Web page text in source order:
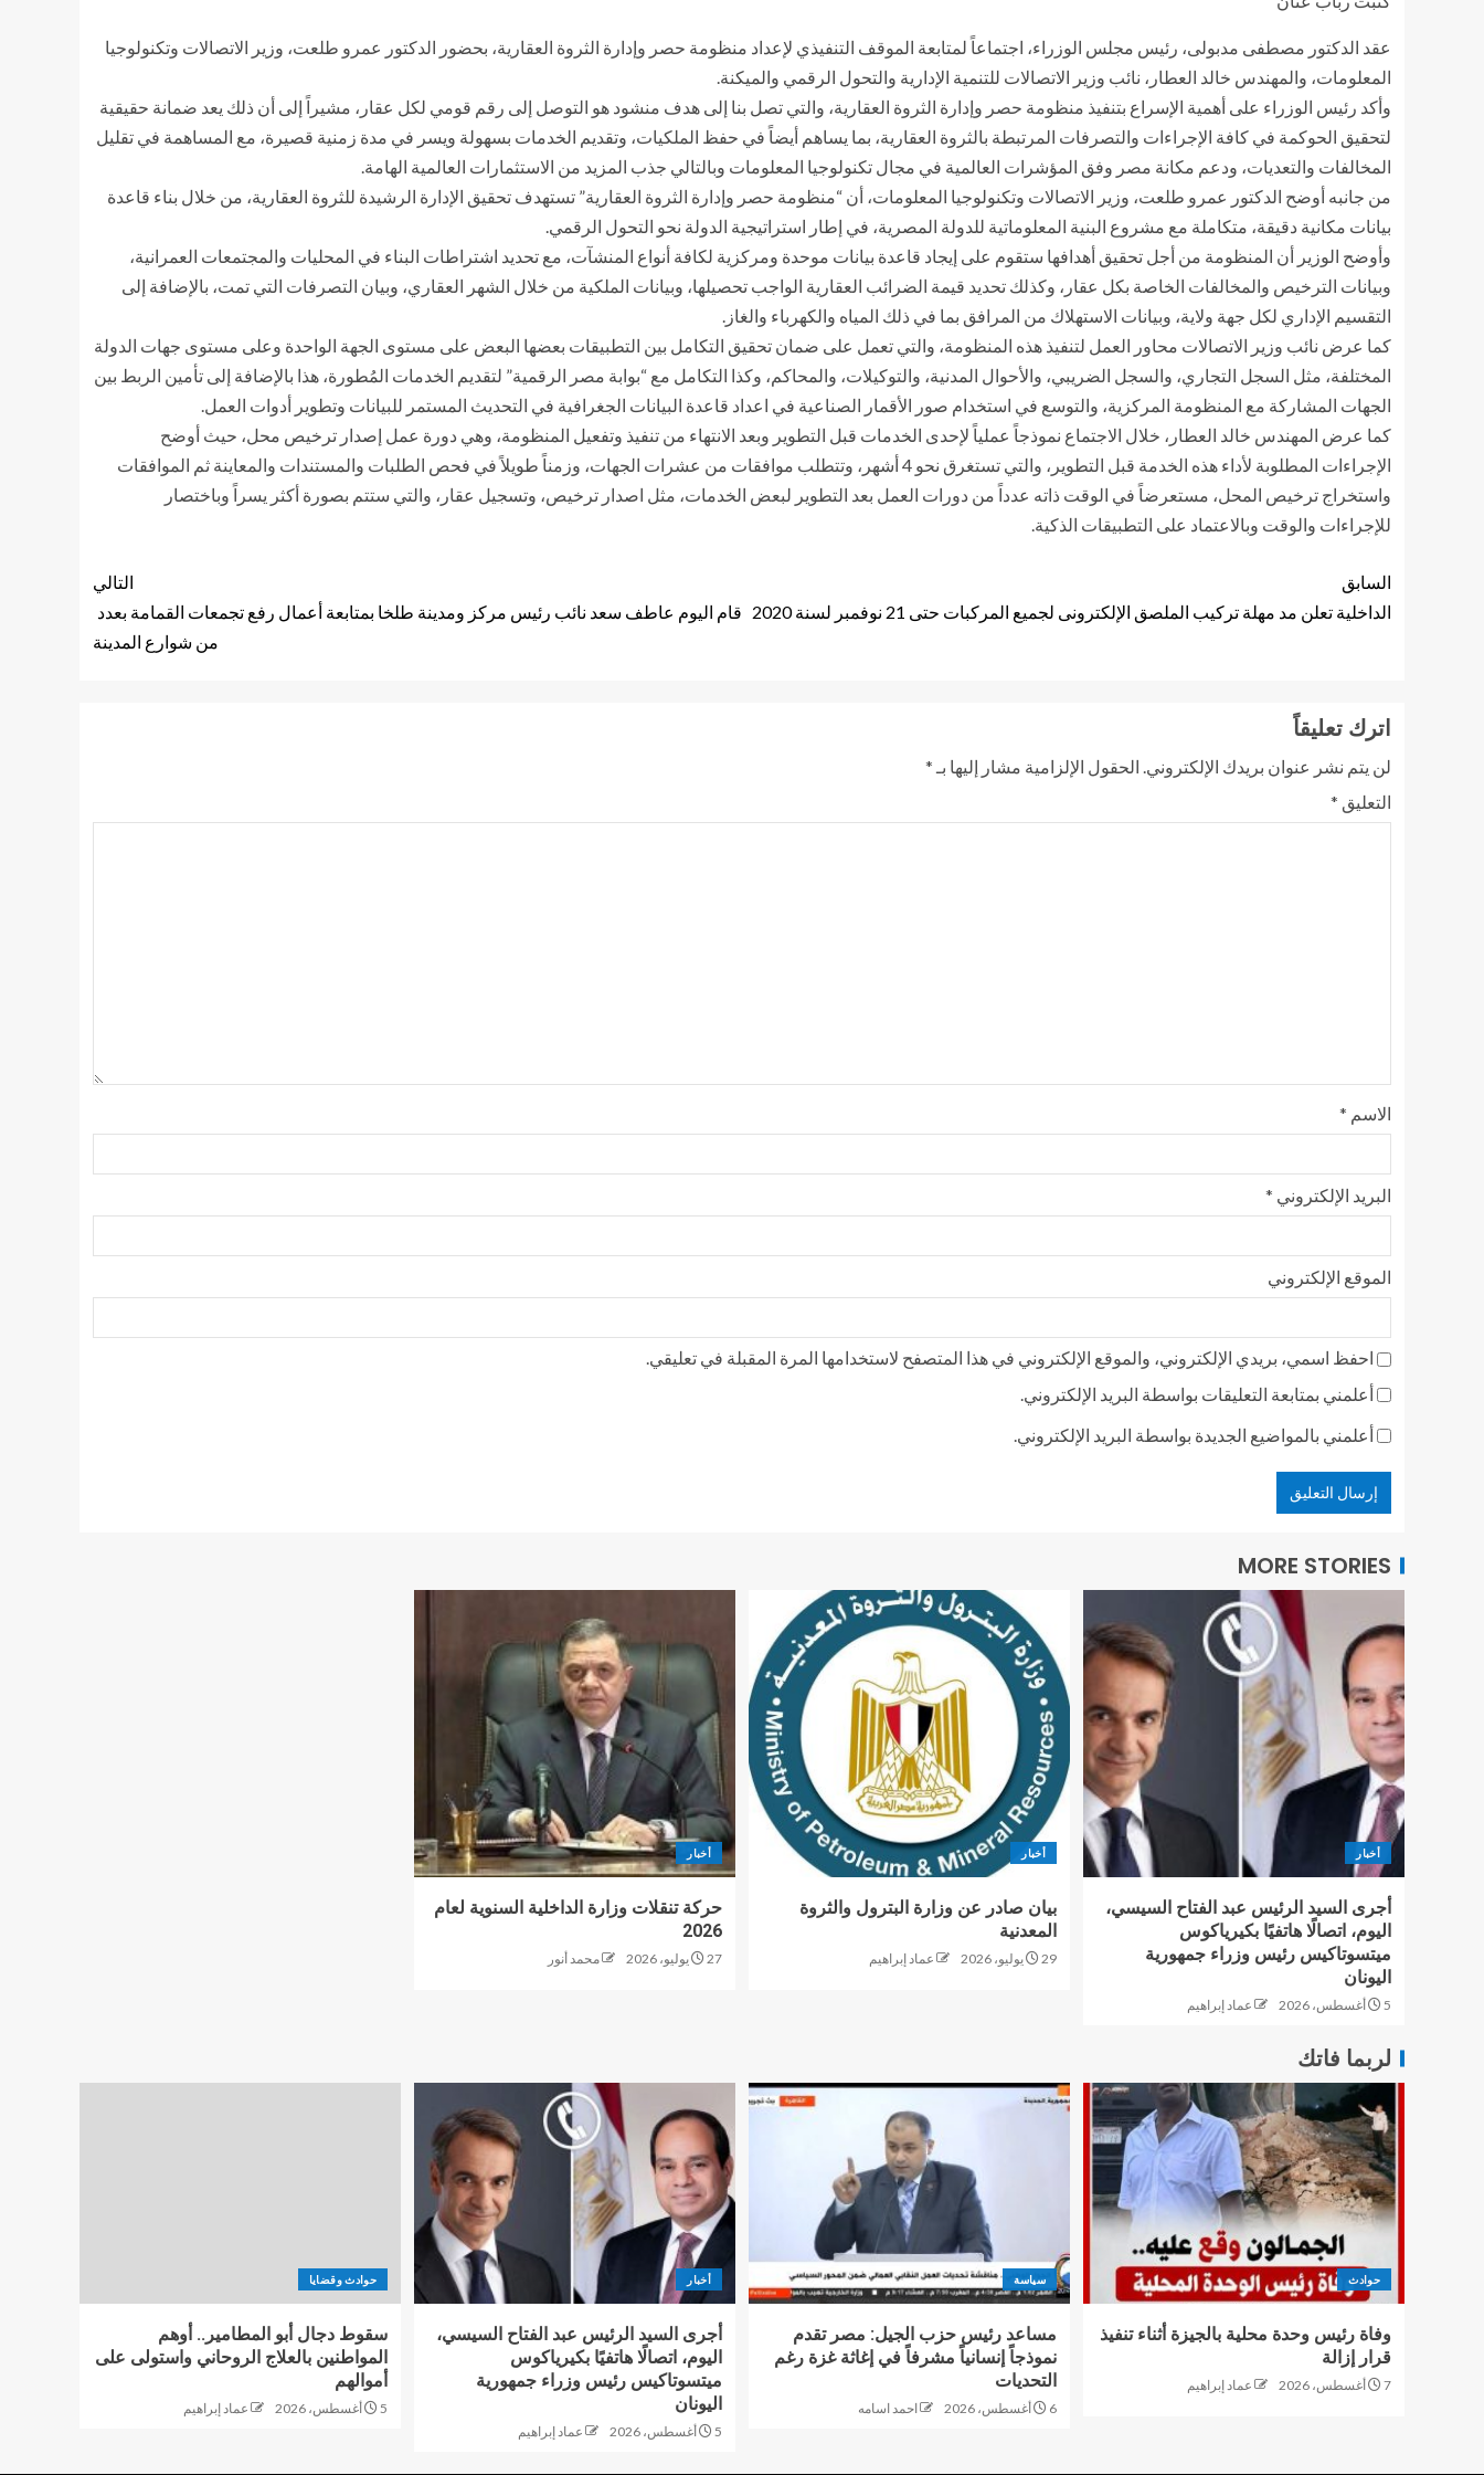
عقد الدكتور مصطفى مدبولى، رئيس مجلس الوزراء، اجتماعاً لمتابعة الموقف التنفيذي لإعداد منظومة حصر وإدارة الثروة العقارية، بحضور الدكتور عمرو طلعت، وزير الاتصالات وتكنولوجيا
المعلومات، والمهندس خالد العطار، نائب وزير الاتصالات للتنمية الإدارية والتحول الرقمي والميكنة.
وأكد رئيس الوزراء على أهمية الإسراع بتنفيذ منظومة حصر وإدارة الثروة العقارية، والتي تصل بنا إلى هدف منشود هو التوصل إلى رقم قومي لكل عقار، مشيراً إلى أن ذلك يعد ضمانة حقيقية
لتحقيق الحوكمة في كافة الإجراءات والتصرفات المرتبطة بالثروة العقارية، بما يساهم أيضاً في حفظ الملكيات، وتقديم الخدمات بسهولة ويسر في مدة زمنية قصيرة، مع المساهمة في تقليل
المخالفات والتعديات، ودعم مكانة مصر وفق المؤشرات العالمية في مجال تكنولوجيا المعلومات وبالتالي جذب المزيد من الاستثمارات العالمية الهامة.
من جانبه أوضح الدكتور عمرو طلعت، وزير الاتصالات وتكنولوجيا المعلومات، أن “منظومة حصر وإدارة الثروة العقارية” تستهدف تحقيق الإدارة الرشيدة للثروة العقارية، من خلال بناء قاعدة
بيانات مكانية دقيقة، متكاملة مع مشروع البنية المعلوماتية للدولة المصرية، في إطار استراتيجية الدولة نحو التحول الرقمي.
وأوضح الوزير أن المنظومة من أجل تحقيق أهدافها ستقوم على إيجاد قاعدة بيانات موحدة ومركزية لكافة أنواع المنشآت، مع تحديد اشتراطات البناء في المحليات والمجتمعات العمرانية،
وبيانات الترخيص والمخالفات الخاصة بكل عقار، وكذلك تحديد قيمة الضرائب العقارية الواجب تحصيلها، وبيانات الملكية من خلال الشهر العقاري، وبيان التصرفات التي تمت، بالإضافة إلى
التقسيم الإداري لكل جهة ولاية، وبيانات الاستهلاك من المرافق بما في ذلك المياه والكهرباء والغاز.
كما عرض نائب وزير الاتصالات محاور العمل لتنفيذ هذه المنظومة، والتي تعمل على ضمان تحقيق التكامل بين التطبيقات بعضها البعض على مستوى الجهة الواحدة وعلى مستوى جهات الدولة
المختلفة، مثل السجل التجاري، والسجل الضريبي، والأحوال المدنية، والتوكيلات، والمحاكم، وكذا التكامل مع “بوابة مصر الرقمية” لتقديم الخدمات المُطورة، هذا بالإضافة إلى تأمين الربط بين
الجهات المشاركة مع المنظومة المركزية، والتوسع في استخدام صور الأقمار الصناعية في اعداد قاعدة البيانات الجغرافية في التحديث المستمر للبيانات وتطوير أدوات العمل.
كما عرض المهندس خالد العطار، خلال الاجتماع نموذجاً عملياً لإحدى الخدمات قبل التطوير وبعد الانتهاء من تنفيذ وتفعيل المنظومة، وهي دورة عمل إصدار ترخيص محل، حيث أوضح
الإجراءات المطلوبة لأداء هذه الخدمة قبل التطوير، والتي تستغرق نحو 4 أشهر، وتتطلب موافقات من عشرات الجهات، وزمناً طويلاً في فحص الطلبات والمستندات والمعاينة ثم الموافقات
واستخراج ترخيص المحل، مستعرضاً في الوقت ذاته عدداً من دورات العمل بعد التطوير لبعض الخدمات، مثل اصدار ترخيص، وتسجيل عقار، والتي ستتم بصورة أكثر يسراً وباختصار
للإجراءات والوقت وبالاعتماد على التطبيقات الذكية.
السابق
الداخلية تعلن مد مهلة تركيب الملصق الإلكترونى لجميع المركبات حتى 21 نوفمبر لسنة 2020
التالي
قام اليوم عاطف سعد نائب رئيس مركز ومدينة طلخا بمتابعة أعمال رفع تجمعات القمامة بعدد
من شوارع المدينة
اترك تعليقاً
لن يتم نشر عنوان بريدك الإلكتروني. الحقول الإلزامية مشار إليها بـ *
التعليق *
الاسم *
البريد الإلكتروني *
الموقع الإلكتروني
احفظ اسمي، بريدي الإلكتروني، والموقع الإلكتروني في هذا المتصفح لاستخدامها المرة المقبلة في تعليقي.
أعلمني بمتابعة التعليقات بواسطة البريد الإلكتروني.
أعلمني بالمواضيع الجديدة بواسطة البريد الإلكتروني.
MORE STORIES
أخبار
أجرى السيد الرئيس عبد الفتاح السيسي،
اليوم، اتصالًا هاتفيًا بكيرياكوس
ميتسوتاكيس رئيس وزراء جمهورية
اليونان
5 أغسطس، 2026 عماد إبراهيم
أخبار
بيان صادر عن وزارة البترول والثروة
المعدنية
29 يوليو، 2026 عماد إبراهيم
أخبار
حركة تنقلات وزارة الداخلية السنوية لعام
2026
27 يوليو، 2026 محمد أنور
لربما فاتك
حوادث
وفاة رئيس وحدة محلية بالجيزة أثناء تنفيذ
قرار إزالة
7 أغسطس، 2026 عماد إبراهيم
سياسة
مساعد رئيس حزب الجيل: مصر تقدم
نموذجاً إنسانياً مشرفاً في إغاثة غزة رغم
التحديات
6 أغسطس، 2026 احمد اسامه
أخبار
أجرى السيد الرئيس عبد الفتاح السيسي،
اليوم، اتصالًا هاتفيًا بكيرياكوس
ميتسوتاكيس رئيس وزراء جمهورية
اليونان
5 أغسطس، 2026 عماد إبراهيم
حوادث وقضايا
سقوط دجال أبو المطامير.. أوهم
المواطنين بالعلاج الروحاني واستولى على
أموالهم
5 أغسطس، 2026 عماد إبراهيم